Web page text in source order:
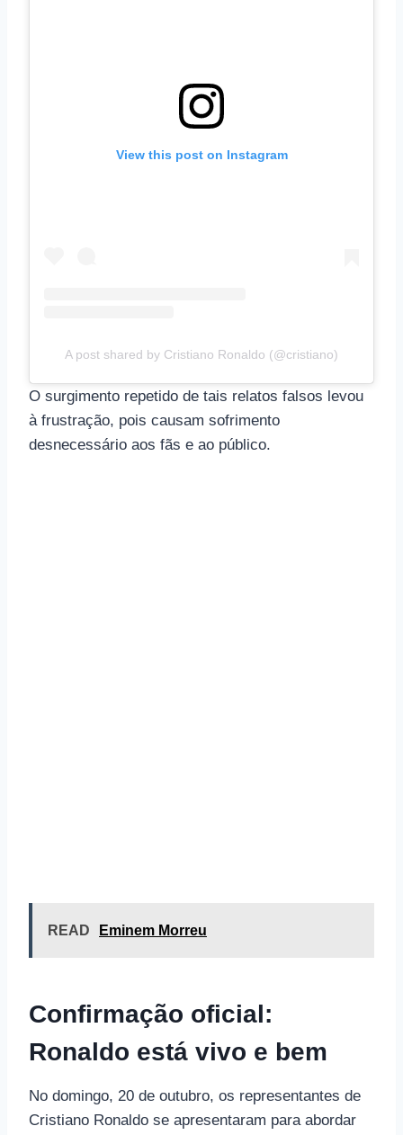
View this post on Instagram
A post shared by Cristiano Ronaldo (@cristiano)
O surgimento repetido de tais relatos falsos levou
à frustração, pois causam sofrimento
desnecessário aos fãs e ao público.
READ Eminem Morreu
Confirmação oficial:
Ronaldo está vivo e bem
No domingo, 20 de outubro, os representantes de
Cristiano Ronaldo se apresentaram para abordar